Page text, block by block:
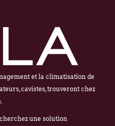
et la climatisation de
cavistes, trouveront chez
cherchez une solution